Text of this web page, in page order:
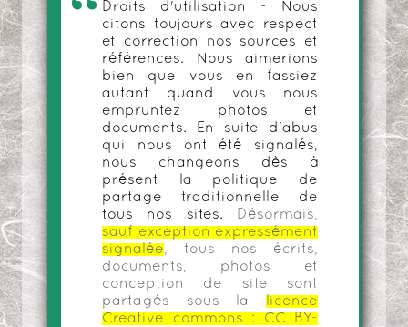
Droits d'utilisation - Nous
citons toujours avec respect
et correction nos sources et
références. Nous aimerions
bien que vous en fassiez
autant quand vous nous
empruntez photos et
documents. En suite d'abus
qui nous ont été signalés,
nous changeons dès à
présent la politique de
partage traditionnelle de
tous nos sites.
Désormais,
sauf exception expressément
signalée, tous nos écrits,
documents, photos et
conception de site sont
partagés sous la
licence
Creative commons :
CC BY-